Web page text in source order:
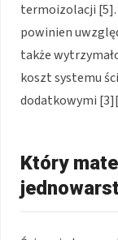
termoizolacji
powinien
także
koszt systemu
dodatkowymi
Który